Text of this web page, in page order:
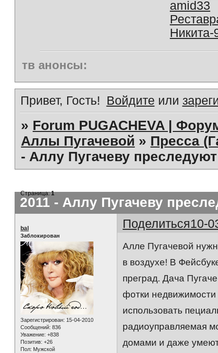
amid33
Никита-
тв анонсы:
Привет, Гость! Войдите или
» Forum PUGACHEVA |
Аллы Пугачевой » Пресса
- Аллу Пугачеву
2011 - Аллу Пугачеву
Страница:1
Поделиться10-
bal
Заблокирован
Зарегистрирован: 15-04-2010
Сообщений: 836
Уважение: +838
Позитив: +26
Пол: Мужской
Алле Пугачевой
в воздухе! В
преград. Дача
фотки недвижимости
использовать
радиоуправляемая
домами и даже